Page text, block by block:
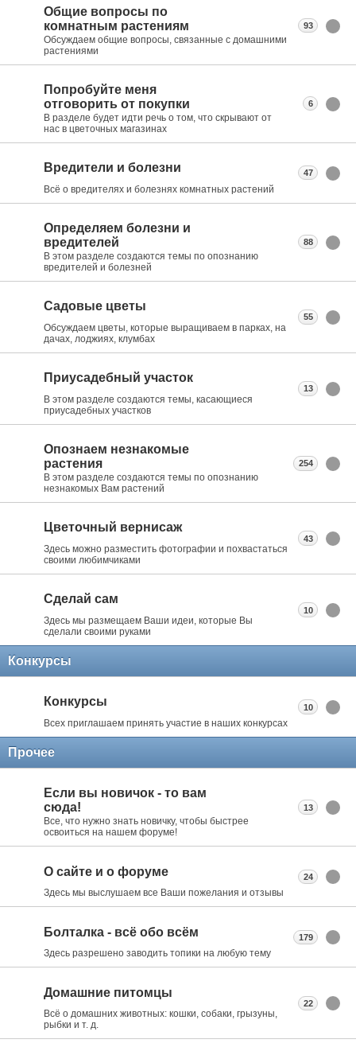
Общие вопросы по
комнатным растениям
Обсуждаем общие вопросы, связанные с домашними
растениями
93
Попробуйте меня
отговорить от покупки
В разделе будет идти речь о том, что скрывают от
нас в цветочных магазинах
6
Вредители и болезни
Всё о вредителях и болезнях комнатных растений
47
Определяем болезни и
вредителей
В этом разделе создаются темы по опознанию
вредителей и болезней
88
Садовые цветы
Обсуждаем цветы, которые выращиваем в парках, на
дачах, лоджиях, клумбах
55
Приусадебный участок
В этом разделе создаются темы, касающиеся
приусадебных участков
13
Опознаем незнакомые
растения
В этом разделе создаются темы по опознанию
незнакомых Вам растений
254
Цветочный вернисаж
Здесь можно разместить фотографии и похвастаться
своими любимчиками
43
Сделай сам
Здесь мы размещаем Ваши идеи, которые Вы
сделали своими руками
10
Конкурсы
Конкурсы
Всех приглашаем принять участие в наших конкурсах
10
Прочее
Если вы новичок - то вам
сюда!
Все, что нужно знать новичку, чтобы быстрее
освоиться на нашем форуме!
13
О сайте и о форуме
Здесь мы выслушаем все Ваши пожелания и отзывы
24
Болталка - всё обо всём
Здесь разрешено заводить топики на любую тему
179
Домашние питомцы
Всё о домашних животных: кошки, собаки, грызуны,
рыбки и т. д.
22